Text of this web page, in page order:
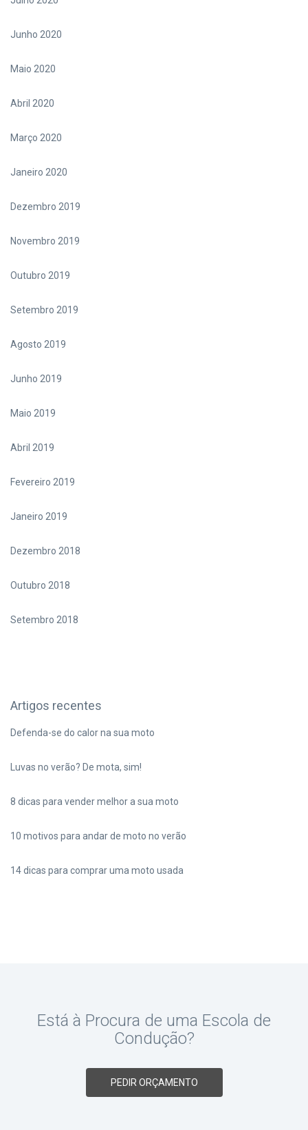
Junho 2020
Maio 2020
Abril 2020
Março 2020
Janeiro 2020
Dezembro 2019
Novembro 2019
Outubro 2019
Setembro 2019
Agosto 2019
Junho 2019
Maio 2019
Abril 2019
Fevereiro 2019
Janeiro 2019
Dezembro 2018
Outubro 2018
Setembro 2018
Artigos recentes
Defenda-se do calor na sua moto
Luvas no verão? De mota, sim!
8 dicas para vender melhor a sua moto
10 motivos para andar de moto no verão
14 dicas para comprar uma moto usada
Está à Procura de uma Escola de
Condução?
PEDIR ORÇAMENTO